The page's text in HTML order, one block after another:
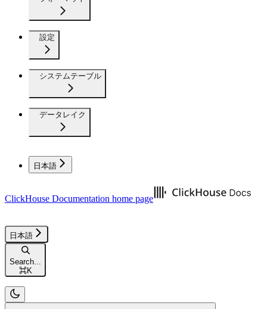
設定
システムテーブル
データレイク
日本語
ClickHouse Documentation home page
日本語
Search...
⌘K